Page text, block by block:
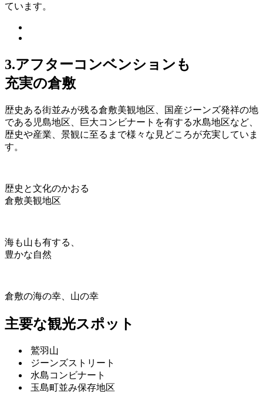
ています。
3.アフターコンベンションも
充実の倉敷
歴史ある街並みが残る倉敷美観地区、国産ジーンズ発祥の地
である児島地区、巨大コンビナートを有する水島地区など、
歴史や産業、景観に至るまで様々な見どころが充実していま
す。
歴史と文化のかおる
倉敷美観地区
海も山も有する、
豊かな自然
倉敷の海の幸、山の幸
主要な観光スポット
鷲羽山
ジーンズストリート
水島コンビナート
玉島町並み保存地区